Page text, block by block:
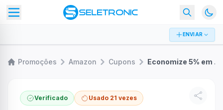
ENVIAR
Promoções Amazon Cupons Economize 5% em sua primeira Cadeira Rohden
Verificado Usado 21 vezes